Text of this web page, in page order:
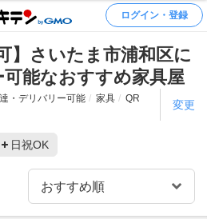
ログイン・登録
】さいたま市浦和区に
能なおすすめ家具屋
・デリバリー可能 家具
QR
変更
日祝OK